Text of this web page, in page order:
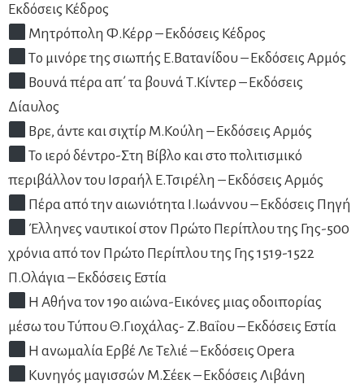
Εκδόσεις Κέδρος
Μητρόπολη Φ.Κέρρ – Εκδόσεις Κέδρος
Tο μινόρε της σιωπής Ε.Βατανίδου – Εκδόσεις Αρμός
Βουνά πέρα απ΄ τα βουνά Τ.Κίντερ – Εκδόσεις
Δίαυλος
Βρε, άντε και σιχτίρ Μ.Κούλη – Εκδόσεις Αρμός
Το ιερό δέντρο-Στη Βίβλο και στο πολιτισμικό
περιβάλλον του Ισραήλ Ε.Τσιρέλη – Εκδόσεις Αρμός
Πέρα από την αιωνιότητα Ι.Ιωάννου – Εκδόσεις Πηγή
Έλληνες ναυτικοί στον Πρώτο Περίπλου της Γης-500
χρόνια από τον Πρώτο Περίπλου της Γης 1519-1522
Π.Ολάγια – Εκδόσεις Εστία
Η Αθήνα τον 19ο αιώνα-Εικόνες μιας οδοιπορίας
μέσω του Τύπου Θ.Γιοχάλας- Ζ.Βαΐου – Εκδόσεις Εστία
Η ανωμαλία Ερβέ Λε Τελιέ – Εκδόσεις Opera
Κυνηγός μαγισσών Μ.Σέεκ – Εκδόσεις Λιβάνη